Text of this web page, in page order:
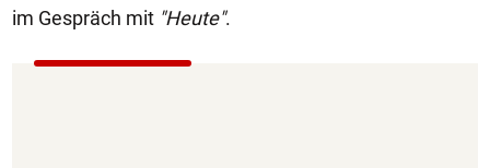
im Gespräch mit "Heute".